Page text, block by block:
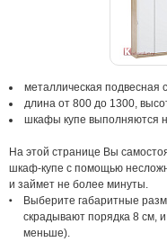
металлическая подвесная
длина от 800 до 1300,
шкафы купе выполняются
На этой странице Вы
шкаф-купе с помощью
и займет не более минуты.
Выберите габаритные
скрадывают порядка 8 см,
меньше).